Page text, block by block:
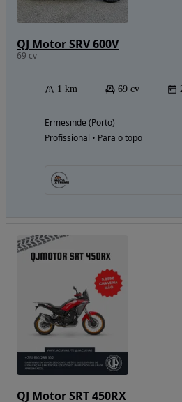
QJ Motor SRV 600V
69 cv
1 km 69 cv
Ermesinde (Porto)
Profissional • Para o topo
QJ Motor SRT 450RX